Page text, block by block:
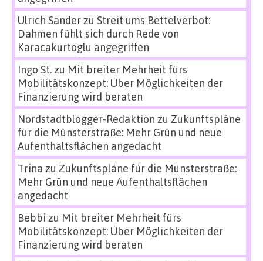
Ulrich Sanderzu Streit ums Bettelverbot:
Dahmen fühlt sich durch Rede von
Karacakurtoglu angegriffen
Ingo St.zu Mit breiter Mehrheit fürs
Mobilitätskonzept: Über Möglichkeiten der
Finanzierung wird beraten
Nordstadtblogger-Redaktion zu Zukunftspläne
für die Münsterstraße: Mehr Grün und neue
Aufenthaltsflächen angedacht
Trina zu Zukunftspläne für die Münsterstraße:
Mehr Grün und neue Aufenthaltsflächen
angedacht
Bebbi zu Mit breiter Mehrheit fürs
Mobilitätskonzept: Über Möglichkeiten der
Finanzierung wird beraten